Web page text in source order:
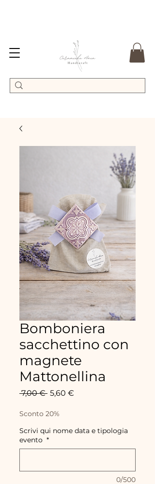
Bomboniera
sacchettino con
magnete
Mattonellina
7,00 € Prix
5,60 €
Sconto 20%
Scrivi qui nome data e tipologia
evento *
0/500